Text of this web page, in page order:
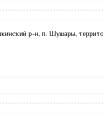
р-н, п. Шушары,